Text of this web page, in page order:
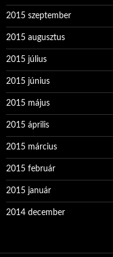
2015 szeptember
2015 augusztus
2015 július
2015 június
2015 május
2015 április
2015 március
2015 február
2015 január
2014 december